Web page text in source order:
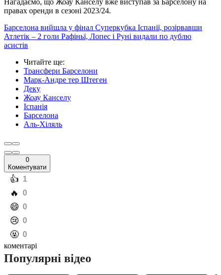
Нагадаємо, що Жоау Канселу вже виступав за Барселону на
правах оренди в сезоні 2023/24.
Барселона вийшла у фінал Суперкубка Іспанії, розірвавши
Атлетік – 2 голи Рафіньї, Лопес і Руні видали по дублю
асистів
Читайте ще:
Трансфери Барселони
Марк-Андре тер Штеген
Деку
Жоау Канселу
Іспанія
Барселона
Аль-Хіляль
0
Коментувати
️👍 1
️🔥 0
️😄 0
️😢 0
️🤬 0
коментарі